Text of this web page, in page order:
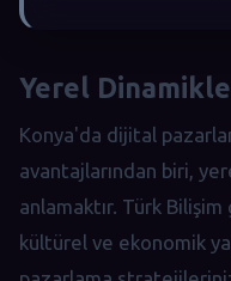
Yerel
Konya'da dijital
avantajlarından biri,
anlamaktır. Türk
kültürel ve ekonomik